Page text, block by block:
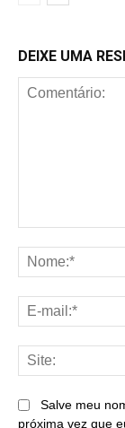
DEIXE UMA
Salve meu
próxima vez que